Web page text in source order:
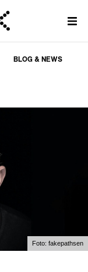
BLOG & NEWS
Foto: fakepathsen